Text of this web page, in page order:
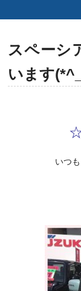
スペーシ
います
いつ